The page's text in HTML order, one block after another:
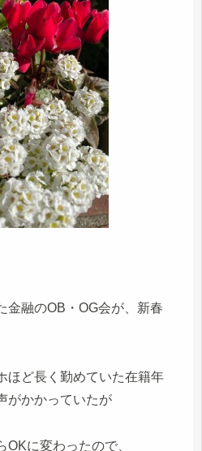
金融のOB・OG会が、新春
ほど長く勤めていた在籍年
がかかっていたが
に変わったので、